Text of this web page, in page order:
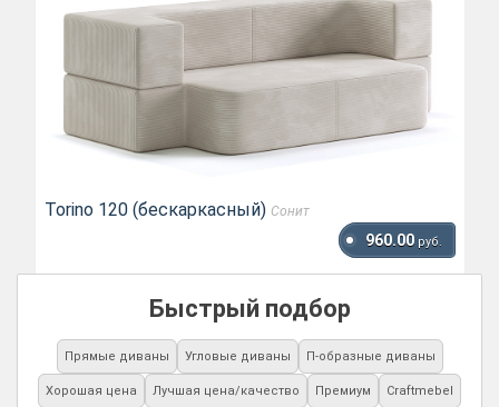
Torino 120 (бескаркасный) Сонит
960.00 руб.
Быстрый подбор
Прямые диваны Угловые диваны П-образные диваны
Хорошая цена Лучшая цена/качество Премиум Craftmebel